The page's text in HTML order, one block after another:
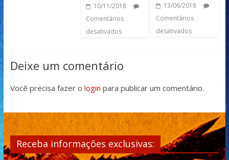
10/11/2018
Comentários
desativados
13/06/2018
Comentários
desativados
Deixe um comentário
Você precisa fazer o login para publicar um comentário.
Receba informações exclusivas: